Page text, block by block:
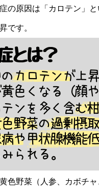
の原因は「カロテン」
です。
色野菜（人参、カボチ